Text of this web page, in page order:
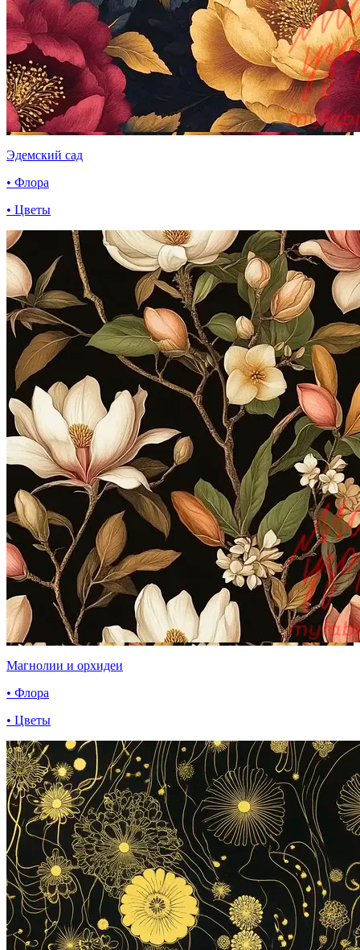
Эдемский сад
• Флора
• Цветы
Магнолии и орхидеи
• Флора
• Цветы